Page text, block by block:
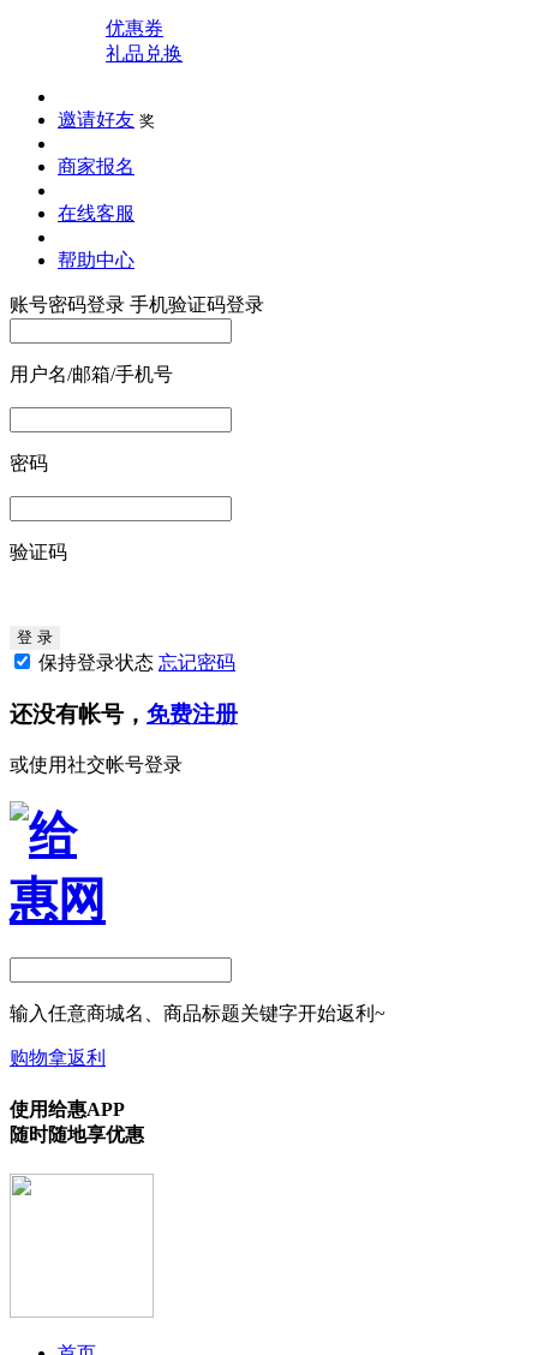
优惠券
礼品兑换
邀请好友 奖
商家报名
在线客服
帮助中心
账号密码登录 手机验证码登录
用户名/邮箱/手机号
密码
验证码
保持登录状态 忘记密码
还没有帐号， 免费注册
或使用社交帐号登录
输入任意商城名、商品标题关键字开始返利~
购物拿返利
使用给惠APP
随时随地享优惠